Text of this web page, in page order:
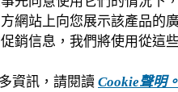
網站上向您展示該產品的
銷信息，我們將使用從這
資訊，請閱讀Cookie聲明。